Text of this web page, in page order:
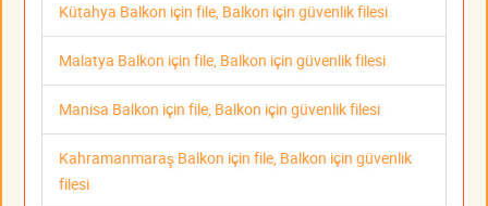
Kütahya Balkon için file, Balkon için güvenlik filesi
Malatya Balkon için file, Balkon için güvenlik filesi
Manisa Balkon için file, Balkon için güvenlik filesi
Kahramanmaraş Balkon için file, Balkon için güvenlik
filesi